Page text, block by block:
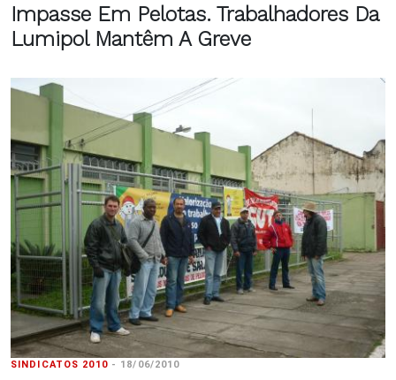
Impasse Em Pelotas. Trabalhadores Da
Lumipol Mantêm A Greve
SINDICATOS 2010- 18/06/2010